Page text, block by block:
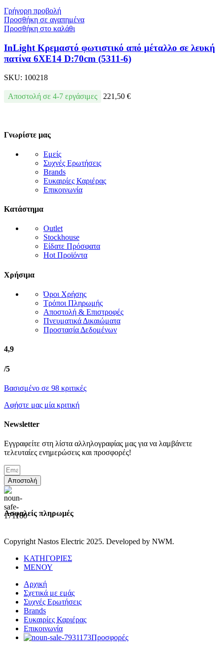
Γρήγορη προβολή
Προσθήκη σε αγαπημένα
Προσθήκη στο καλάθι
InLight Κρεμαστό φωτιστικό από μέταλλο σε λευκή
πατίνα 6XE14 D:70cm (5311-6)
SKU: 100218
Αποστολή σε 4-7 εργάσιμες 221,50 €
Γνωρίστε μας
Εμείς
Συχνές Ερωτήσεις
Brands
Ευκαιρίες Καριέρας
Επικοινωνία
Κατάστημα
Outlet
Stockhouse
Είδατε Πρόσφατα
Hot Προϊόντα
Χρήσιμα
Όροι Χρήσης
Τρόποι Πληρωμής
Αποστολή & Επιστροφές
Πνευματικά Δικαιώματα
Προστασία Δεδομένων
4,9
/5
Βασισμένο σε 98 κριτικές
Αφήστε μας μία κριτική
Newsletter
Εγγραφείτε στη λίστα αλληλογραφίας μας για να λαμβάνετε
τελευταίες ενημερώσεις και προσφορές!
Αποστολή
Ασφαλείς πληρωμές
Copyright Nastos Electric 2025. Developed by NWM.
ΚΑΤΗΓΟΡΙΕΣ
ΜΕΝΟΥ
Αρχική
Σχετικά με εμάς
Συχνές Ερωτήσεις
Brands
Ευκαιρίες Καριέρας
Επικοινωνία
Προσφορές